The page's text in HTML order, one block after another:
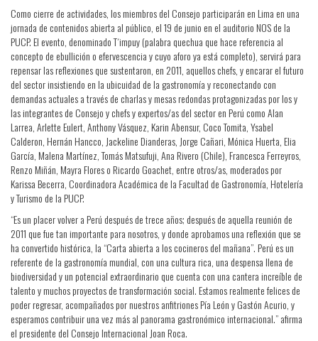
Como cierre de actividades, los miembros del Consejo participarán en Lima en una
jornada de contenidos abierta al público, el 19 de junio en el auditorio NOS de la
PUCP. El evento, denominado T´impuy (palabra quechua que hace referencia al
concepto de ebullición o efervescencia y cuyo aforo ya está completo), servirá para
repensar las reflexiones que sustentaron, en 2011, aquellos chefs, y encarar el futuro
del sector insistiendo en la ubicuidad de la gastronomía y reconectando con
demandas actuales a través de charlas y mesas redondas protagonizadas por los y
las integrantes de Consejo y chefs y expertos/as del sector en Perú como Alan
Larrea, Arlette Eulert, Anthony Vásquez, Karin Abensur, Coco Tomita, Ysabel
Calderon, Hernán Hancco, Jackeline Dianderas, Jorge Cañari, Mónica Huerta, Elia
García, Malena Martínez, Tomás Matsufuji, Ana Rivero (Chile), Francesca Ferreyros,
Renzo Miñán, Mayra Flores o Ricardo Goachet, entre otros/as, moderados por
Karissa Becerra, Coordinadora Académica de la Facultad de Gastronomía, Hotelería
y Turismo de la PUCP.
“Es un placer volver a Perú después de trece años; después de aquella reunión de
2011 que fue tan importante para nosotros, y donde aprobamos una reflexión que se
ha convertido histórica, la “Carta abierta a los cocineros del mañana”. Perú es un
referente de la gastronomía mundial, con una cultura rica, una despensa llena de
biodiversidad y un potencial extraordinario que cuenta con una cantera increíble de
talento y muchos proyectos de transformación social. Estamos realmente felices de
poder regresar, acompañados por nuestros anfitriones Pía León y Gastón Acurio, y
esperamos contribuir una vez más al panorama gastronómico internacional.” afirma
el presidente del Consejo Internacional Joan Roca.